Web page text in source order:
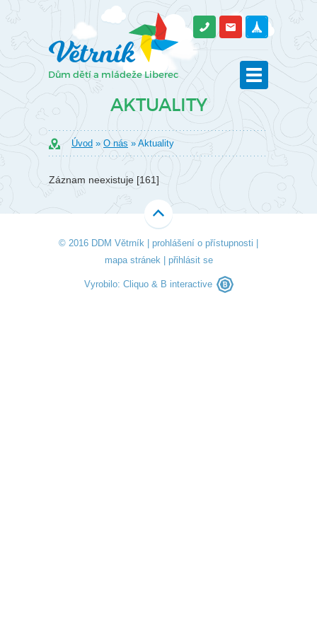
AKTUALITY
Úvod » O nás» Aktuality
Záznam neexistuje [161]
© 2016 DDM Větrník | prohlášení o přístupnosti
mapa stránek| přihlásit se
Vyrobilo: Cliquo& B interactive